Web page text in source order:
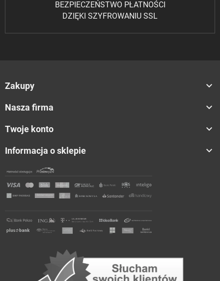
BEZPIECZEŃSTWO PŁATNOŚCI
DZIĘKI SZYFROWANIU SSL
Zakupy 
Nasza firma 
Twoje konto 
Informacja o sklepie 